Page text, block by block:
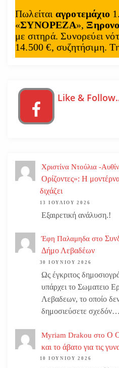
Πωλείται αγροτεμάχιο
«ΣΥΝΟΡΕΖΑ»,
με σιτηρά. Συνορεύει
14.500 €, συζητήσιμη.
Like &
Χριστίνα Ντούλια -
Ορίζοντες»: Η
διχάζει
13 ΙΟΥΛΊΟΥ 2026
Εξαιρετική ανάλυση.!
Έφη Παλαμηδα στο
Δήμο Λεβαδέων
30 ΙΟΥΝΊΟΥ 2026
Ως έγκριτος
υπάρχει το Σωματειο
Λεβαδεων, το οποίο
δημοσιεύσετε σχεδόν…
Myriam Drakou στο Ο
και το άβατο για τις
10 ΙΟΥΝΊΟΥ 2026